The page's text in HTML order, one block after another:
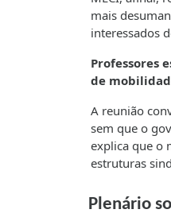
mais
interessados
Professores
de
A reunião
sem que o
explica que o
estruturas
Plenário